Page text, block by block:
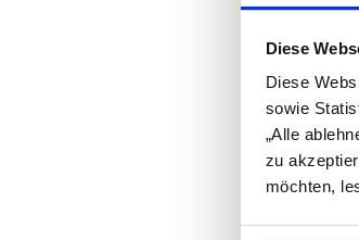
Diese
Diese
sowie
„Alle
zu
möchten,